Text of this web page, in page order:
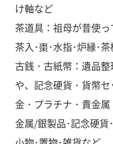
け軸など
茶道具：祖母が昔使
茶入･棗･水指･炉縁･
古銭・古紙幣：遺品
や、記念硬貨・貨幣
金・プラチナ・貴金
金属/銀製品･記念硬貨